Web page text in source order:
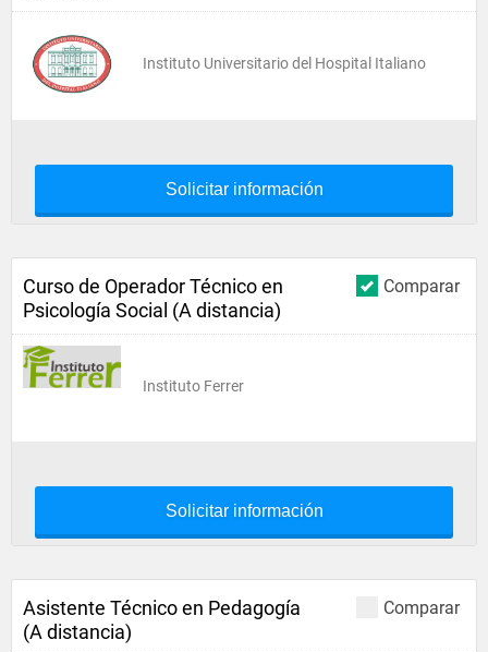
Instituto Universitario del Hospital Italiano
Solicitar información
Comparar
Curso de Operador Técnico en
Psicología Social (A distancia)
Instituto Ferrer
Solicitar información
Comparar
Asistente Técnico en Pedagogía
(A distancia)